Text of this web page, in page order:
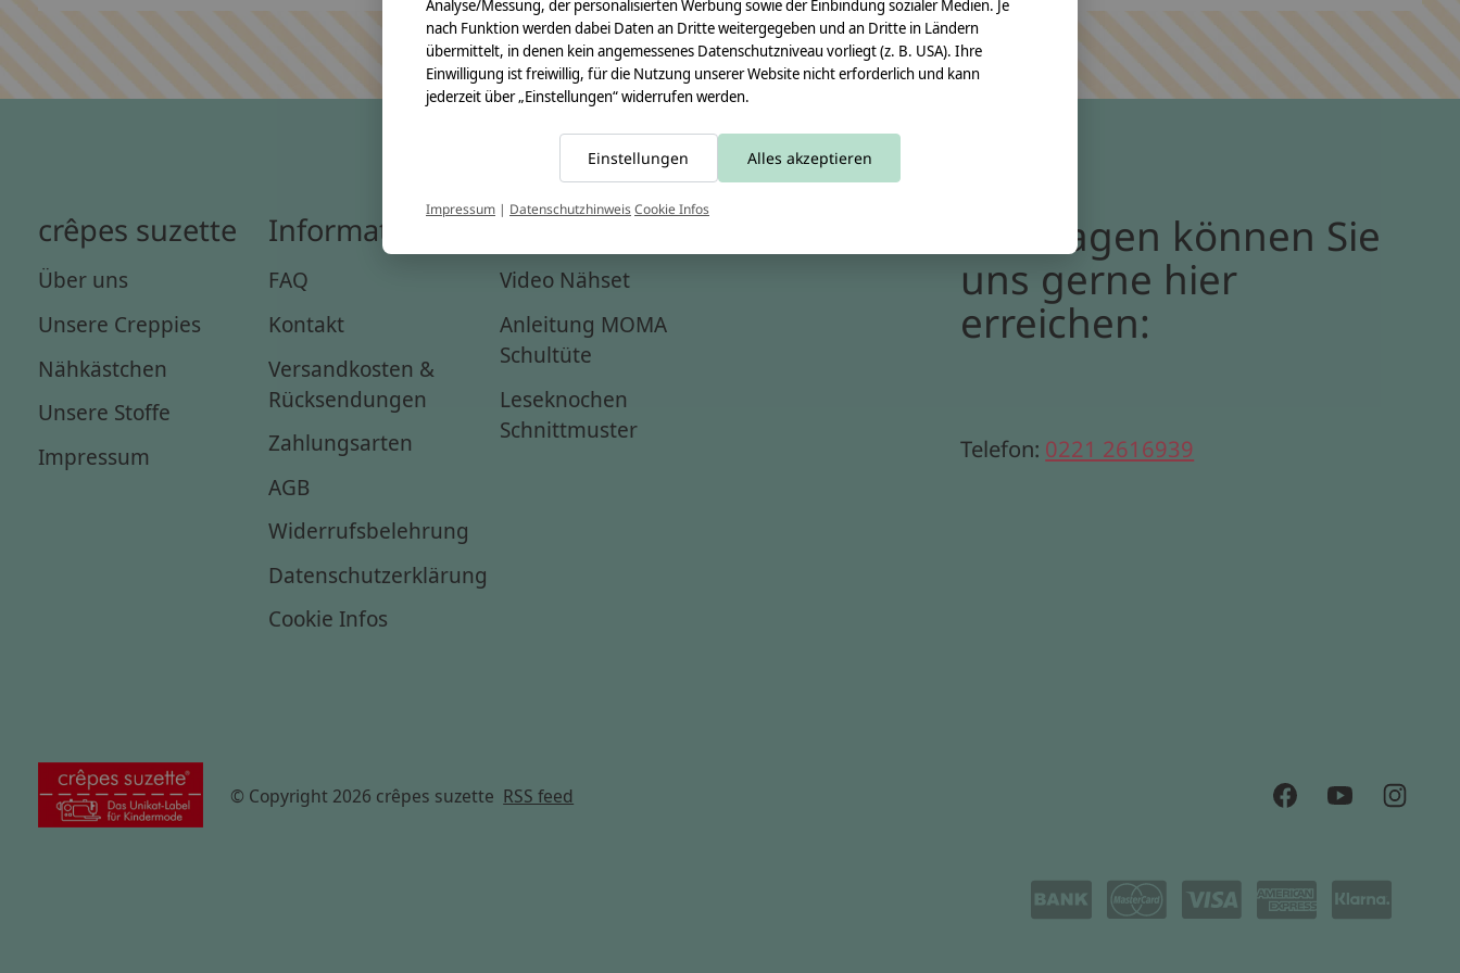
crêpes suzette
Über uns
Unsere Creppies
Nähkästchen
Unsere Stoffe
Impressum
Informationen
FAQ
Kontakt
Versandkosten &
Rücksendungen
Zahlungsarten
AGB
Widerrufsbelehrung
Datenschutzerklärung
Cookie Infos
Anleitungen
Video Nähset
Anleitung MOMA
Schultüte
Leseknochen
Schnittmuster
Bei Fragen können Sie
uns gerne hier
erreichen:
Telefon: 0221 2616939
© Copyright 2026 crêpes suzette RSS feed
Analyse/Messung, der personalisierten Werbung sowie der Einbindung sozialer Medien. Je
nach Funktion werden dabei Daten an Dritte weitergegeben und an Dritte in Ländern
übermittelt, in denen kein angemessenes Datenschutzniveau vorliegt (z. B. USA). Ihre
Einwilligung ist freiwillig, für die Nutzung unserer Website nicht erforderlich und kann
jederzeit über „Einstellungen“ widerrufen werden.
Einstellungen Alles akzeptieren
Impressum | DatenschutzhinweisCookie Infos